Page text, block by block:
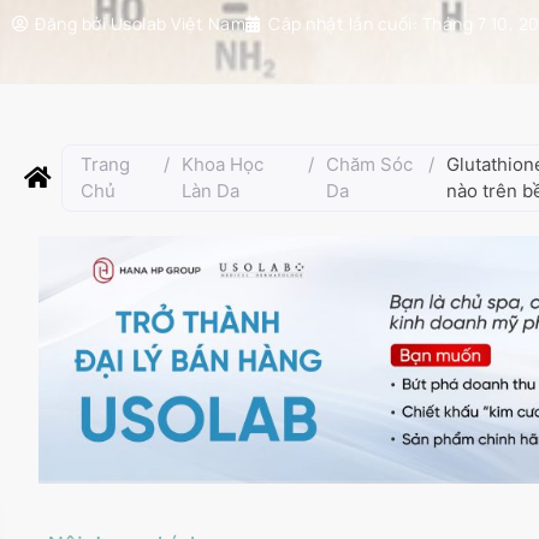
Đăng bởi Usolab Việt Nam Cập nhật lần cuối: Tháng 7 10,
Trang
Chủ
/ Khoa Học
Làn Da
/ Chăm Sóc
Da
/
nào trên